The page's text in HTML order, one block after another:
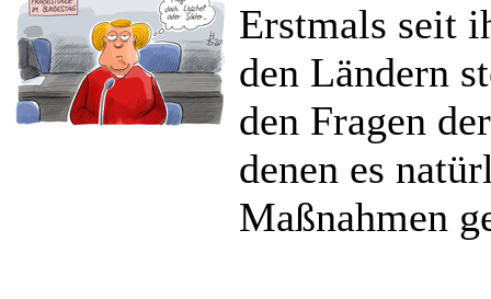
Erstmals seit
den Ländern
den Fragen
denen es
Maßnahmen